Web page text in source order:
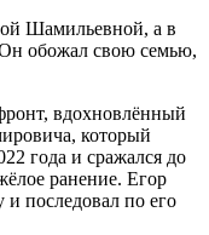
Шамильевной, а в
обожал свою семью,
вдохновлённый
который
года и сражался до
ранение. Егор
последовал по его